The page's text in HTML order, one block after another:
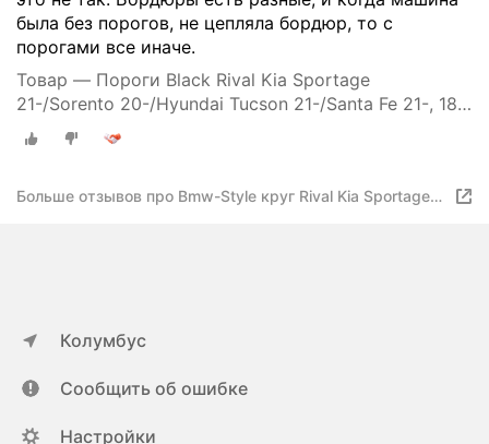
была без порогов, не цепляла бордюр, то с
порогами все иначе.
Товар — Пороги Black Rival Kia Sportage
21-/Sorento 20-/Hyundai Tucson 21-/Santa Fe 21-, 180
см, 2 шт, алюминий, F180ALB.2313.2
Больше отзывов про Bmw-Style круг Rival Kia Sportage
Колумбус
Сообщить об ошибке
Настройки